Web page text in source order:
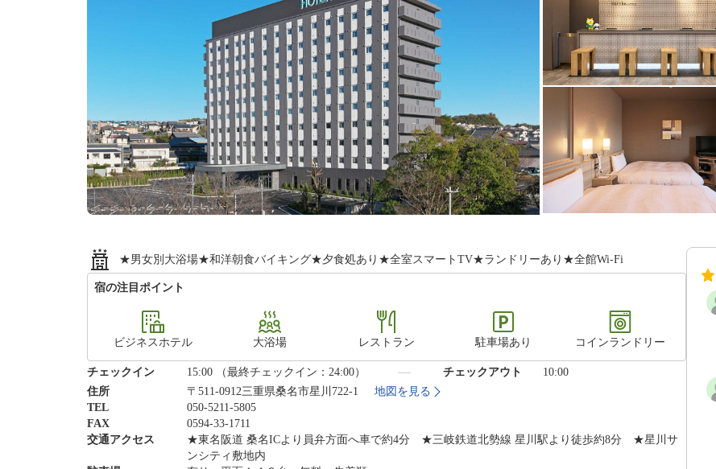
★男女別大浴場★和洋朝食バイキング★夕食処あり★全室スマートTV★ランドリーあり★全館Wi-Fi
宿の注目ポイント
ビジネスホテル 大浴場 レストラン 駐車場あり コインランドリー
チェックイン 15:00 （最終チェックイン：24:00） チェックアウト
10:00
住所
〒511-0912三重県桑名市星川722-1
地図を見る
TEL
050-5211-5805
FAX
0594-33-1711
交通アクセス
★東名阪道 桑名ICより員弁方面へ車で約4分 ★三岐鉄道北勢線 星川駅より徒歩約8分 ★星川サ
ンシティ敷地内